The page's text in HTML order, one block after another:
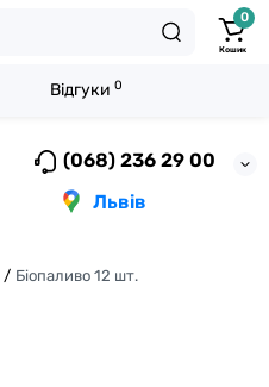
(068) 236 29 00
Львів
0
Кошик
Біопаливо 12 шт.
Відгуки 0